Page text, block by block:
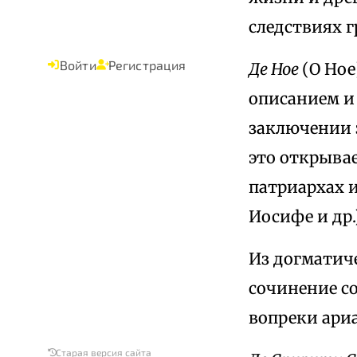
Войти Регистрация
Старая версия сайта
следствиях
Де Ное (О
описанием и
заключении
это
патриархах
Иосифе и
Из
сочинение
вопреки